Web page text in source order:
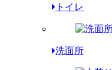
トイレ
洗面所